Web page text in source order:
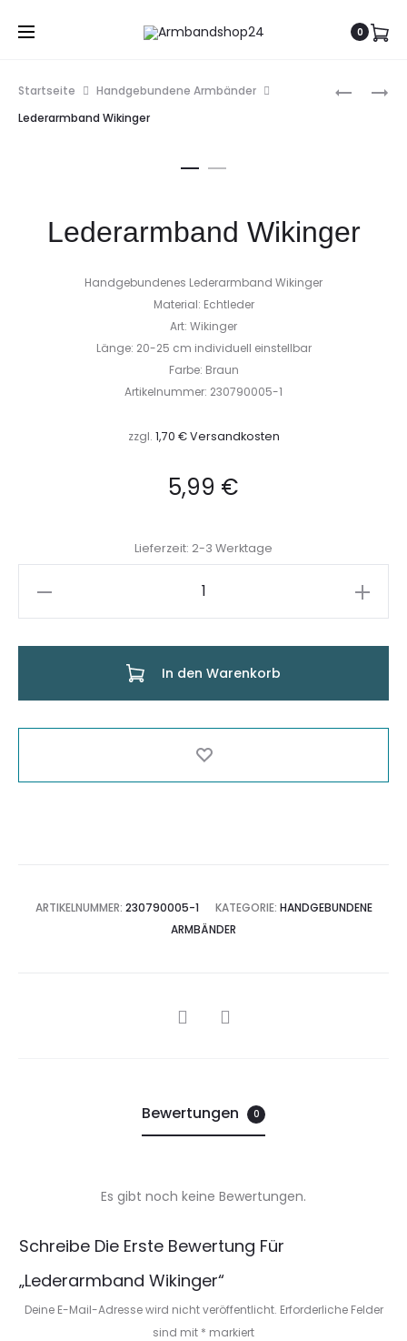
0
Startseite
Handgebundene Armbänder
Lederarmband Wikinger
Lederarmband Wikinger
Handgebundenes Lederarmband Wikinger
Material: Echtleder
Art: Wikinger
Länge: 20-25 cm individuell einstellbar
Farbe: Braun
Artikelnummer: 230790005-1
zzgl. 1,70 € Versandkosten
5,99 €
Lieferzeit: 2-3 Werktage
In den Warenkorb
ARTIKELNUMMER: 230790005-1 KATEGORIE: HANDGEBUNDENE
ARMBÄNDER
SHARE
Bewertungen 0
B
e
w
Es gibt noch keine Bewertungen.
Schreibe Die Erste Bewertung Für
„Lederarmband Wikinger“
Deine E-Mail-Adresse wird nicht veröffentlicht. Erforderliche Felder
sind mit * markiert